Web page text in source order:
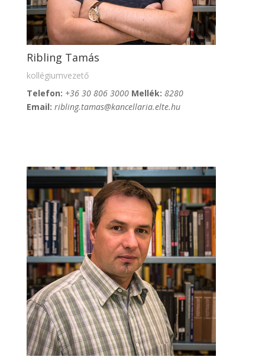
Ribling Tamás
kollégiumvezető
Telefon: +36 30 806 3000 Mellék: 8280
Email: ribling.tamas@kancellaria.elte.hu